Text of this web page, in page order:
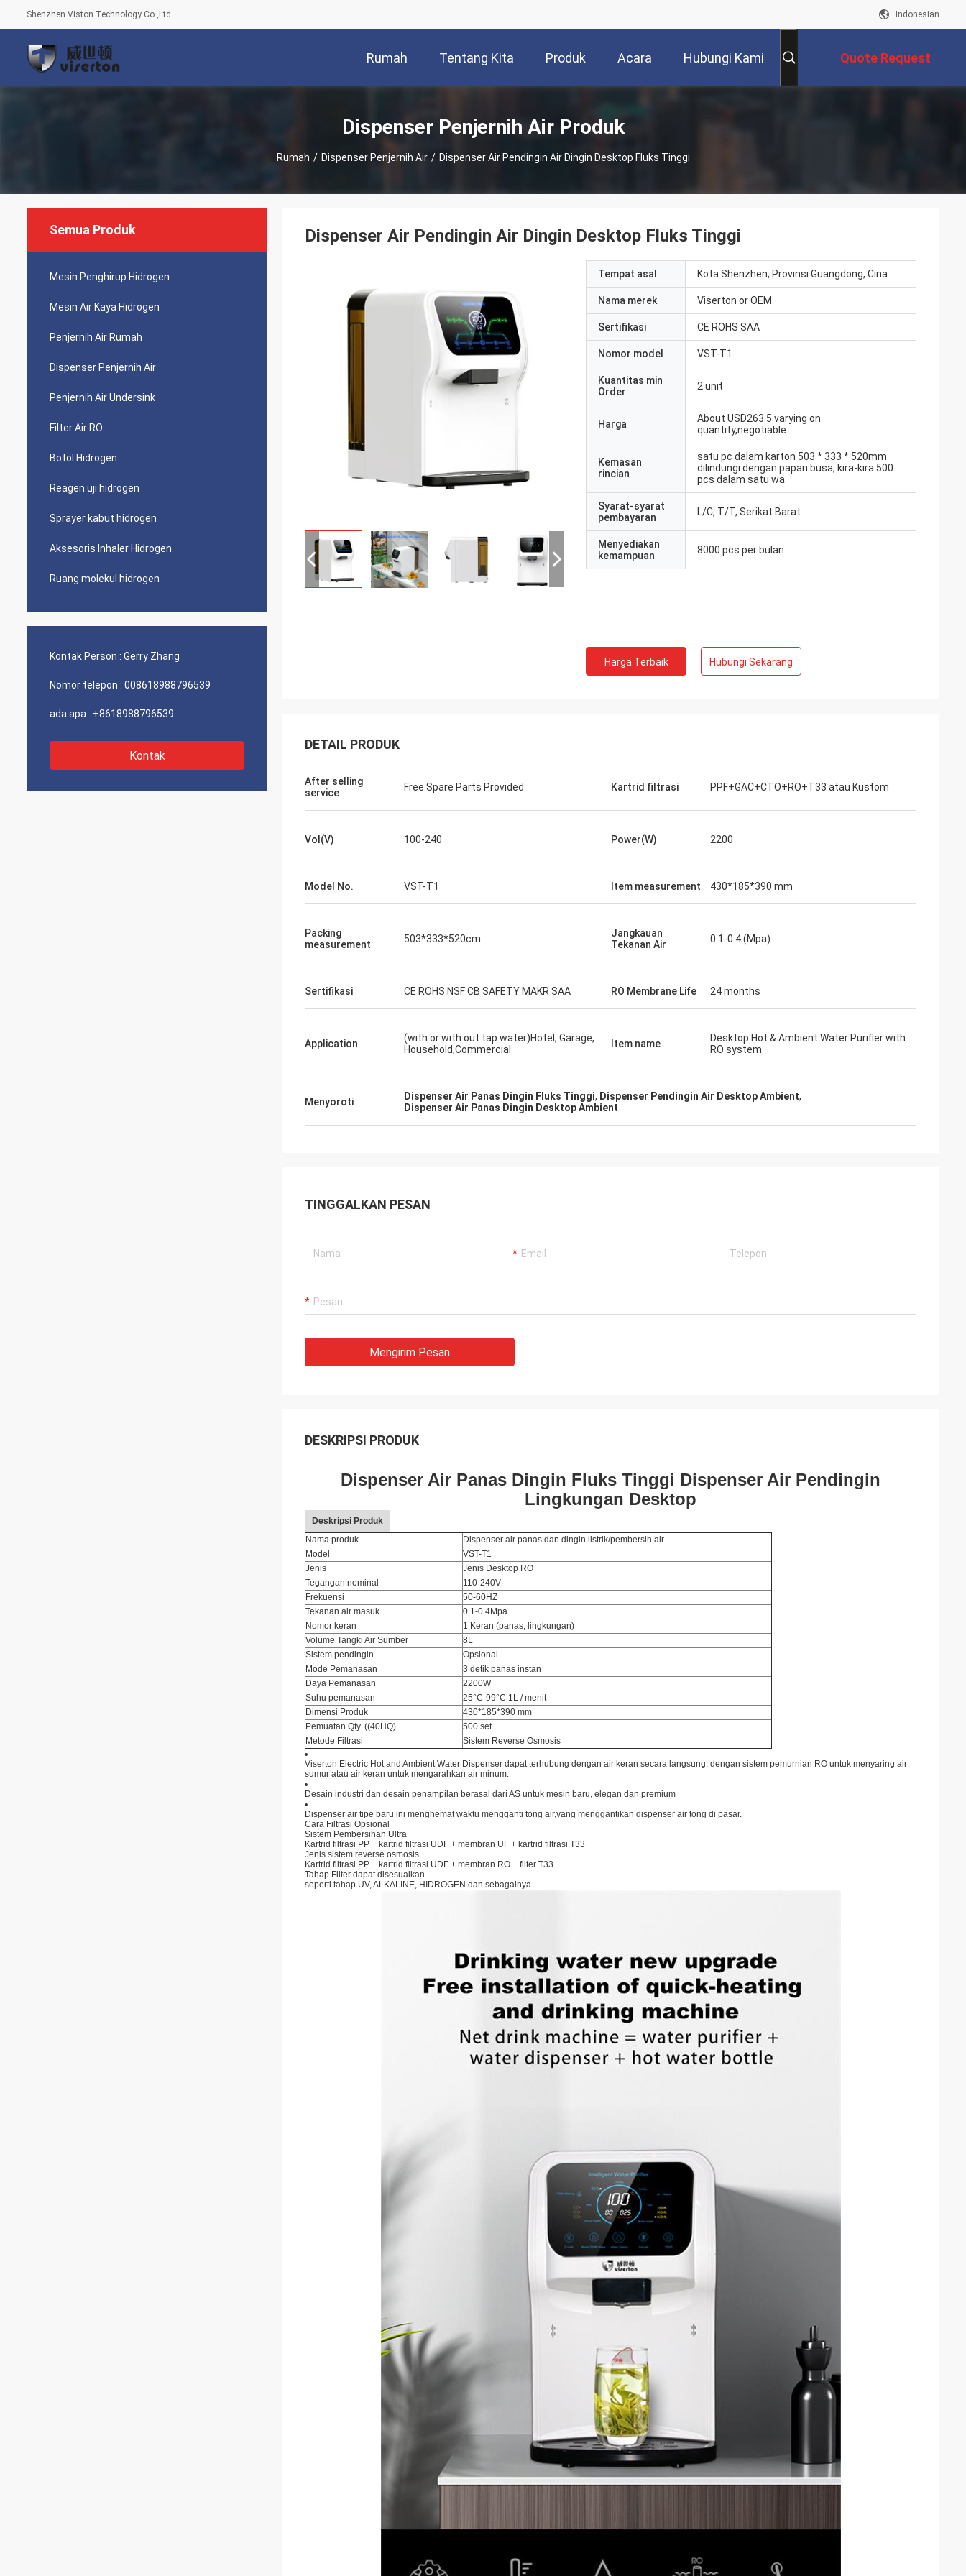
Shenzhen Viston Technology Co.,Ltd Indonesian
Rumah Tentang Kita Produk Acara Hubungi Kami Quote Request
Dispenser Penjernih Air Produk
Rumah / Dispenser Penjernih Air / Dispenser Air Pendingin Air Dingin Desktop Fluks Tinggi
Semua Produk
Mesin Penghirup Hidrogen
Mesin Air Kaya Hidrogen
Penjernih Air Rumah
Dispenser Penjernih Air
Penjernih Air Undersink
Filter Air RO
Botol Hidrogen
Reagen uji hidrogen
Sprayer kabut hidrogen
Aksesoris Inhaler Hidrogen
Ruang molekul hidrogen
Kontak Person : Gerry Zhang
Nomor telepon : 008618988796539
ada apa : +8618988796539
Kontak
Dispenser Air Pendingin Air Dingin Desktop Fluks Tinggi
Tempat asal Kota Shenzhen, Provinsi Guangdong, Cina
Nama merek Viserton or OEM
Sertifikasi CE ROHS SAA
Nomor model VST-T1
Kuantitas min
Order
2 unit
Harga
About USD263.5 varying on
quantity,negotiable
Kemasan
rincian
satu pc dalam karton 503 * 333 * 520mm
dilindungi dengan papan busa, kira-kira 500
pcs dalam satu wa
Syarat-syarat
pembayaran
L/C, T/T, Serikat Barat
Menyediakan
kemampuan
8000 pcs per bulan
Harga Terbaik Hubungi Sekarang
DETAIL PRODUK
After selling
service
Free Spare Parts Provided Kartrid filtrasi PPF+GAC+CTO+RO+T33 atau Kustom
Vol(V) 100-240 Power(W) 2200
Model No. VST-T1 Item measurement 430*185*390 mm
Packing
measurement
503*333*520cm
Jangkauan
Tekanan Air
0.1-0.4 (Mpa)
Sertifikasi CE ROHS NSF CB SAFETY MAKR SAA RO Membrane Life 24 months
Application
(with or with out tap water)Hotel, Garage,
Household,Commercial
Item name
Desktop Hot & Ambient Water Purifier with
RO system
Menyoroti Dispenser Air Panas Dingin Fluks Tinggi, Dispenser Pendingin Air Desktop Ambient,
Dispenser Air Panas Dingin Desktop Ambient
TINGGALKAN PESAN
Mengirim Pesan
DESKRIPSI PRODUK
Dispenser Air Panas Dingin Fluks Tinggi Dispenser Air Pendingin
Lingkungan Desktop
Deskripsi Produk
Nama produk
Dispenser air panas dan dingin listrik/pembersih air
Model
VST-T1
Jenis
Jenis Desktop RO
Tegangan nominal
110-240V
Frekuensi
50-60HZ
Tekanan air masuk
0.1-0.4Mpa
Nomor keran
1 Keran (panas, lingkungan)
Volume Tangki Air Sumber
8L
Sistem pendingin
Opsional
Mode Pemanasan
3 detik panas instan
Daya Pemanasan
2200W
Suhu pemanasan
25°C-99°C 1L / menit
Dimensi Produk
430*185*390 mm
Pemuatan Qty. ((40HQ)
500 set
Metode Filtrasi
Sistem Reverse Osmosis
Viserton Electric Hot and Ambient Water Dispenser dapat terhubung dengan air keran secara langsung, dengan sistem pemurnian RO untuk menyaring air
sumur atau air keran untuk mengarahkan air minum.
Desain industri dan desain penampilan berasal dari AS untuk mesin baru, elegan dan premium
Dispenser air tipe baru ini menghemat waktu mengganti tong air,yang menggantikan dispenser air tong di pasar.
Cara Filtrasi Opsional
Sistem Pembersihan Ultra
Kartrid filtrasi PP + kartrid filtrasi UDF + membran UF + kartrid filtrasi T33
Jenis sistem reverse osmosis
Kartrid filtrasi PP + kartrid filtrasi UDF + membran RO + filter T33
Tahap Filter dapat disesuaikan
seperti tahap UV, ALKALINE, HIDROGEN dan sebagainya